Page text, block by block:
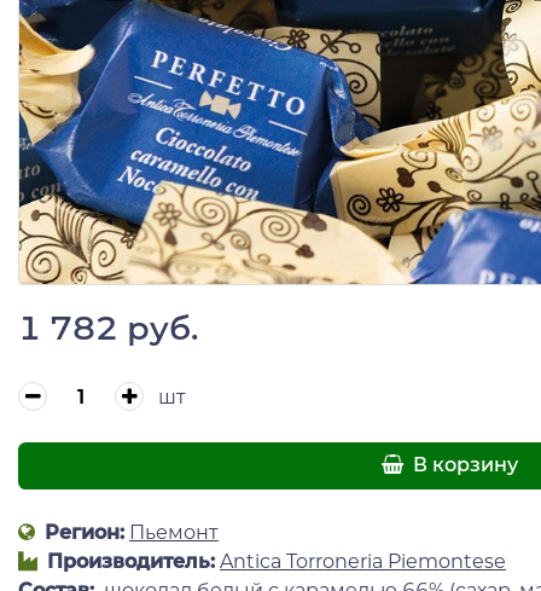
1 782 руб.
шт
В корзину
Регион: Пьемонт
Производитель: Antica Torroneria Piemontese